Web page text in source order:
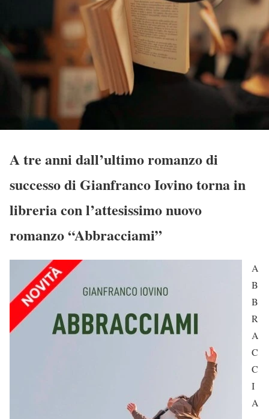
A tre anni dall’ultimo romanzo di
successo di Gianfranco Iovino torna in
libreria con l’attesissimo nuovo
romanzo “Abbracciami”
A
B
B
R
A
C
C
I
A